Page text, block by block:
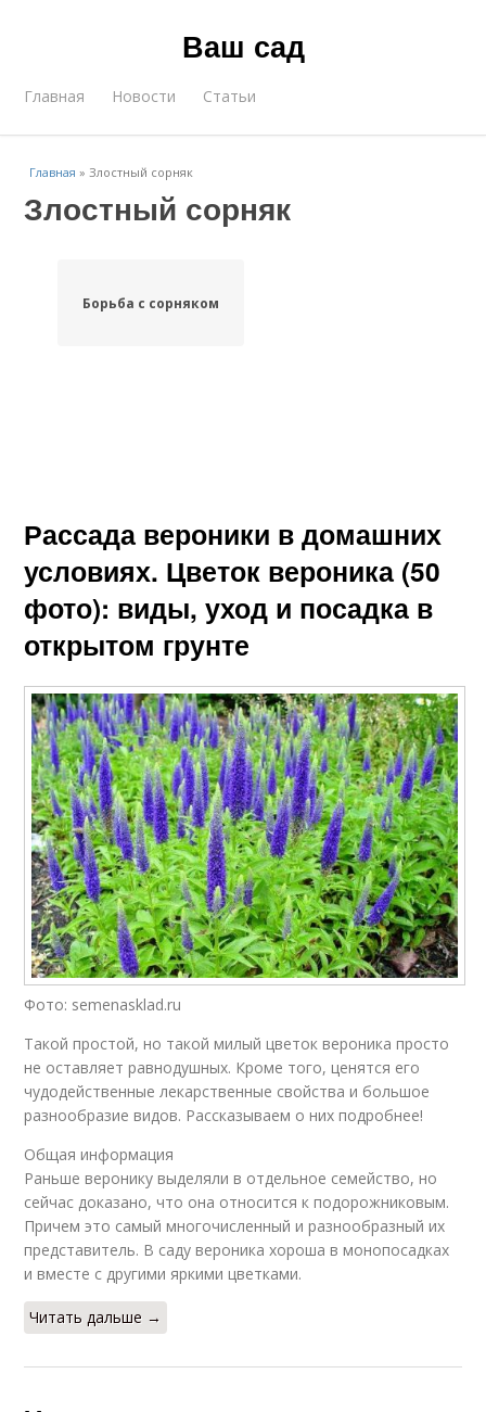
Ваш сад
Главная Новости Статьи
Главная »Злостный сорняк
Злостный сорняк
Борьба с сорняком
Рассада вероники в домашних
условиях. Цветок вероника (50
фото): виды, уход и посадка в
открытом грунте
Фото: semenasklad.ru
Такой простой, но такой милый цветок вероника просто
не оставляет равнодушных. Кроме того, ценятся его
чудодейственные лекарственные свойства и большое
разнообразие видов. Рассказываем о них подробнее!
Общая информация
Раньше веронику выделяли в отдельное семейство, но
сейчас доказано, что она относится к подорожниковым.
Причем это самый многочисленный и разнообразный их
представитель. В саду вероника хороша в монопосадках
и вместе с другими яркими цветками.
Читать дальше →